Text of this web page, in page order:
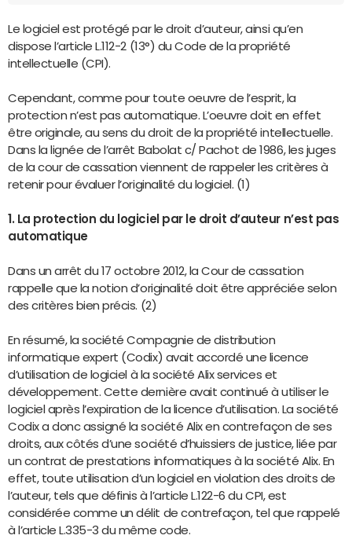
Le logiciel est protégé par le droit d’auteur, ainsi qu’en
dispose l’article L.112-2 (13°) du Code de la propriété
intellectuelle (CPI).
Cependant, comme pour toute oeuvre de l’esprit, la
protection n’est pas automatique. L’oeuvre doit en effet
être originale, au sens du droit de la propriété intellectuelle.
Dans la lignée de l’arrêt Babolat c/ Pachot de 1986, les juges
de la cour de cassation viennent de rappeler les critères à
retenir pour évaluer l’originalité du logiciel. (1)
1. La protection du logiciel par le droit d’auteur n’est pas
automatique
Dans un arrêt du 17 octobre 2012, la Cour de cassation
rappelle que la notion d’originalité doit être appréciée selon
des critères bien précis. (2)
En résumé, la société Compagnie de distribution
informatique expert (Codix) avait accordé une licence
d’utilisation de logiciel à la société Alix services et
développement. Cette dernière avait continué à utiliser le
logiciel après l’expiration de la licence d’utilisation. La société
Codix a donc assigné la société Alix en contrefaçon de ses
droits, aux côtés d’une société d’huissiers de justice, liée par
un contrat de prestations informatiques à la société Alix. En
effet, toute utilisation d’un logiciel en violation des droits de
l’auteur, tels que définis à l’article L.122-6 du CPI, est
considérée comme un délit de contrefaçon, tel que rappelé
à l’article L.335-3 du même code.